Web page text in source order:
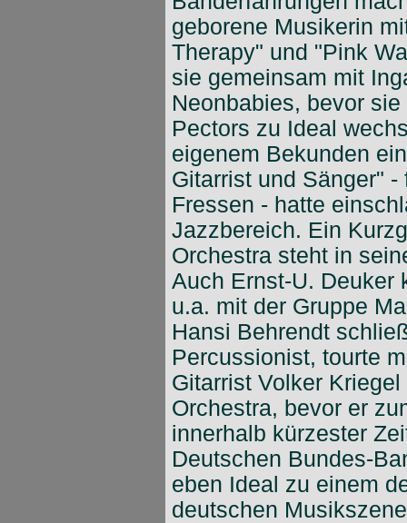
geborene Musikerin
Therapy" und "Pink
sie gemeinsam mit
Neonbabies, bevor
Pectors zu Ideal
eigenem Bekunden
Gitarrist und Sänger"
Fressen - hatte
Jazzbereich. Ein
Orchestra steht in
Auch Ernst-U. Deuker
u.a. mit der Gruppe
Hansi Behrendt
Percussionist, tourte
Gitarrist Volker
Orchestra, bevor er
innerhalb kürzester
Deutschen Bundes-
eben Ideal zu einem
deutschen